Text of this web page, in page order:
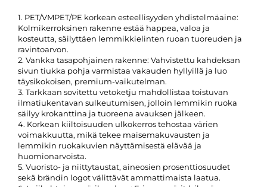
1. PET/VMPET/PE korkean esteellisyyden yhdistelmäaine:
Kolmikerroksinen rakenne estää happea, valoa ja
kosteutta, säilyttäen lemmikkielinten ruoan tuoreuden ja
ravintoarvon.
2. Vankka tasapohjainen rakenne: Vahvistettu kahdeksan
sivun tiukka pohja varmistaa vakauden hyllyillä ja luo
täysikokoisen, premium-vaikutelman.
3. Tarkkaan sovitettu vetoketju mahdollistaa toistuvan
ilmatiukentavan sulkeutumisen, jolloin lemmikin ruoka
säilyy krokanttina ja tuoreena avauksen jälkeen.
4. Korkean kiiltoisuuden ulkokerros tehostaa värien
voimakkuutta, mikä tekee maisemakuvausten ja
lemmikin ruokakuvien näyttämisestä elävää ja
huomionarvoista.
5. Vuoristo- ja niittytaustat, aineosien prosenttiosuudet
sekä brändin logot välittävät ammattimaista laatua.